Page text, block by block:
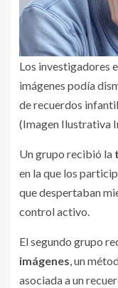
Los investigadores
imágenes podía
de recuerdos
(Imagen Ilustrativa
Un grupo recibió la
en la que los
que despertaban
control activo.
El segundo grupo
imágenes, un
asociada a un